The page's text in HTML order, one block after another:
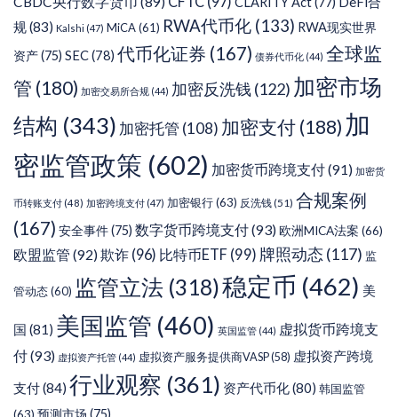
规(83) Kalshi (47) MiCA(61) RWA代币化 (133) RWA现实世界
资产(75) SEC(78) 代币化证券 (167) 债券代币化 (44) 全球监
管 (180) 加密交易所合规 (44) 加密反洗钱(122) 加密市场
结构 (343) 加密托管 (108) 加密支付 (188) 加
密监管政策 (602) 加密货币跨境支付(91) 加密货
币转账支付 (48) 加密跨境支付 (47) 加密银行(63) 反洗钱(51) 合规案例
(167) 安全事件(75) 数字货币跨境支付(93)欧洲MICA法案 (66)
欧盟监管 (92)欺诈 (96) 比特币ETF (99) 牌照动态 (117) 监
管动态(60) 监管立法 (318)稳定币 (462) 美
国 (81) 美国监管 (460) 英国监管 (44) 虚拟货币跨境支
付(93) 虚拟资产托管 (44) 虚拟资产服务提供商VASP(58) 虚拟资产跨境
支付(84) 行业观察 (361) 资产代币化(80) 韩国监管